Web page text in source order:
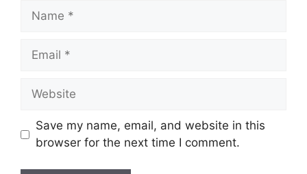
Name
Email
Website
Save my name, email, and website in this
browser for the next time I comment.